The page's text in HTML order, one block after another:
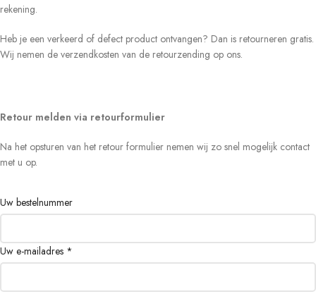
rekening.
Heb je een verkeerd of defect product ontvangen? Dan is retourneren gratis.
Wij nemen de verzendkosten van de retourzending op ons.
Retour melden via retourformulier
Na het opsturen van het retour formulier nemen wij zo snel mogelijk contact
met u op.
Uw bestelnummer
Uw e-mailadres *